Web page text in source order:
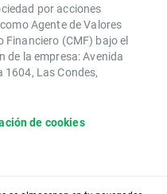
por acciones
Agente de Valores
Financiero (CMF) bajo el
de la empresa: Avenida
Las Condes,
de cookies